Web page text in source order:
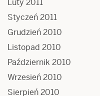
Styczeń 2011
Grudzień 2010
Listopad 2010
Październik 2010
Wrzesień 2010
Sierpień 2010